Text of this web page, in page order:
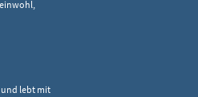
lebt mit